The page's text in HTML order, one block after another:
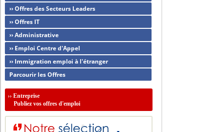
›› Offres des Secteurs Leaders
›› Offres IT
›› Administrative
›› Emploi Centre d'Appel
›› Immigration emploi à l'étranger
Parcourir les Offres
››Entreprise
Publiez vos offres d'emploi